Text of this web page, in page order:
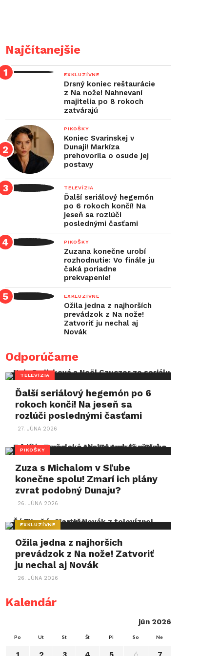
Najčítanejšie
EXKLUZÍVNE
Drsný koniec reštaurácie
z Na nože! Nahnevaní
majitelia po 8 rokoch
zatvárajú
PIKOŠKY
Koniec Svarinskej v
Dunaji! Markíza
prehovorila o osude jej
postavy
TELEVÍZIA
Ďalší seriálový hegemón
po 6 rokoch končí! Na
jeseň sa rozlúči
poslednými časťami
PIKOŠKY
Zuzana konečne urobí
rozhodnutie: Vo finále ju
čaká poriadne
prekvapenie!
EXKLUZÍVNE
Ožila jedna z najhorších
prevádzok z Na nože!
Zatvoriť ju nechal aj
Novák
Odporúčame
TELEVÍZIA
Ďalší seriálový hegemón po 6
rokoch končí! Na jeseň sa
rozlúči poslednými časťami
27. JÚNA 2026
PIKOŠKY
Zuza s Michalom v Sľube
konečne spolu! Zmarí ich plány
zvrat podobný Dunaju?
26. JÚNA 2026
EXKLUZÍVNE
Ožila jedna z najhorších
prevádzok z Na nože! Zatvoriť
ju nechal aj Novák
26. JÚNA 2026
Kalendár
jún 2026
Po Ut St Št Pi So Ne
6